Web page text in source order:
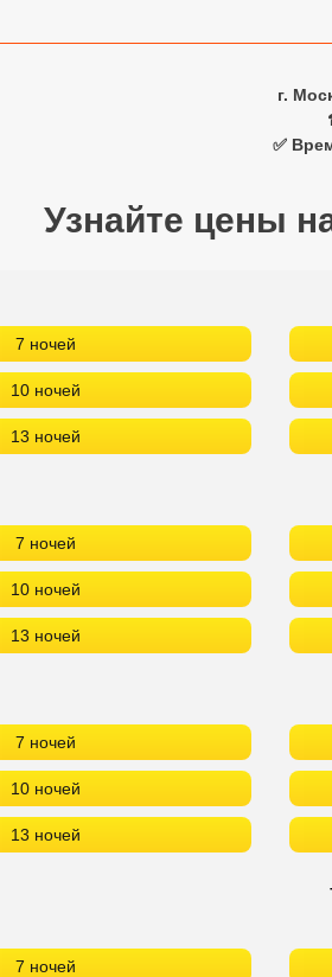
г.
✅
Узнайте цены
7 ночей
10 ночей
13 ночей
7 ночей
10 ночей
13 ночей
7 ночей
10 ночей
13 ночей
7 ночей